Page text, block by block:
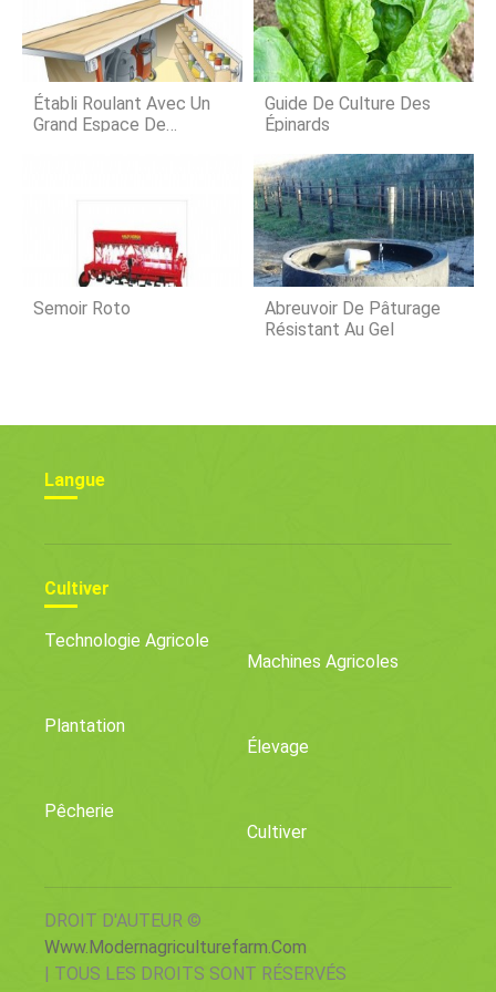
Unis. Philpot sest récemment
entretenu avec Successful Farming
sur les défis auxquels les agriculteurs
sont confrontés, même avec des
périodes plus optimistes que les 7
dernières
Établi Roulant Avec Un
Grand Espace De
Guide De Culture Des
Épinards
Semoir Roto
Abreuvoir De Pâturage
Résistant Au Gel
Langue
Cultiver
Technologie Agricole
Machines Agricoles
Plantation
Élevage
Pêcherie
Cultiver
DROIT D'AUTEUR ©
Www.modernagriculturefarm.com
| TOUS LES DROITS SONT RÉSERVÉS